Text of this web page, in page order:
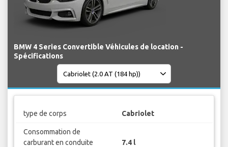
BMW 4 Series Convertible Véhicules de location -
Spécifications
type de corps Cabriolet
Consommation de
carburant en conduite
7.4 l